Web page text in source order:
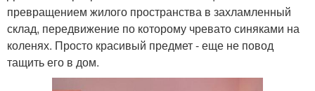
превращением жилого пространства в захламленный
склад, передвижение по которому чревато синяками на
коленях. Просто красивый предмет - еще не повод
тащить его в дом.